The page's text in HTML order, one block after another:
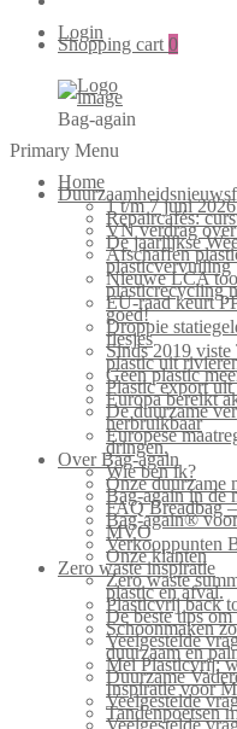
Login
Shopping cart 0
Bag-again
Primary Menu
Home
1 t/m 7 juni
Repaircafés:
VN verdrag
De jaarlijkse
Afschaffen
plasticvervuiling
Nieuwe LCA
plasticrecycling
EU-raad keurt
goed!
Droppie
flesjes
Sinds 2019
plastic uit
Geen plastic
Plastic export uit
Europa bereikt
De duurzame
herbruikbaar
Europese
dringen.
Over Bag-again
Wie ben ik?
Onze duurzame
Bag-again in de
FAQ Breadbag
Bag-again®
MVO
Verkooppunten
Onze klanten
Zero waste inspiratie
Zero waste
plastic en afval.
Plasticvrij back
De beste tips om
Schoonmaken
Veelgestelde
duurzaam en
Mei Plasticvrij:
Duurzame
Inspiratie voor
Veelgestelde
Tandenpoetsen